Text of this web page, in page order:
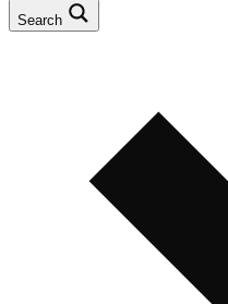
Search